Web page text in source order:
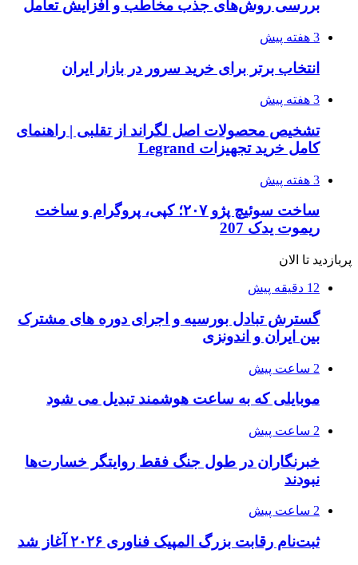
بررسی روش‌های جذب مخاطب و افزایش تعامل
3 هفته پیش
انتخاب برتر برای خرید سرور در بازار ایران
3 هفته پیش
تشخیص محصولات اصل لگراند از تقلبی | راهنمای
کامل خرید تجهیزات Legrand
3 هفته پیش
ساخت سوئیچ پژو ۲۰۷؛ کپی، پروگرام و ساخت
ریموت یدک 207
پربازدید تا الان
12 دقیقه پیش
گسترش تبادل بورسیه و اجرای دوره های مشترک
بین ایران و اندونزی
2 ساعت پیش
موبایلی که به ساعت هوشمند تبدیل می شود
2 ساعت پیش
خبرنگاران در طول جنگ فقط روایتگر خسارت‌ها
نبودند
2 ساعت پیش
ثبت‌نام رقابت بزرگ المپیک فناوری ۲۰۲۶ آغاز شد